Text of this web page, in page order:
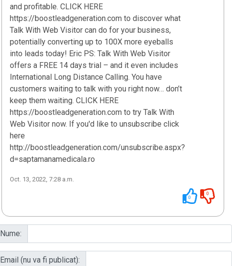
and profitable. CLICK HERE
https://boostleadgeneration.com to discover what
Talk With Web Visitor can do for your business,
potentially converting up to 100X more eyeballs
into leads today! Eric PS: Talk With Web Visitor
offers a FREE 14 days trial – and it even includes
International Long Distance Calling. You have
customers waiting to talk with you right now… don’t
keep them waiting. CLICK HERE
https://boostleadgeneration.com to try Talk With
Web Visitor now. If you'd like to unsubscribe click
here
http://boostleadgeneration.com/unsubscribe.aspx?
d=saptamanamedicala.ro
Oct. 13, 2022, 7:28 a.m.
0
0
Nume:
Email (nu va fi publicat):